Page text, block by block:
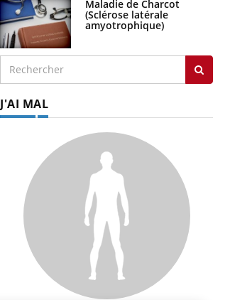
Chikungunya, dengue, West Nile :
que se passe-t-il dans le sud de la
France ?
Maladie de Charcot
(Sclérose latérale
amyotrophique)
J'AI MAL